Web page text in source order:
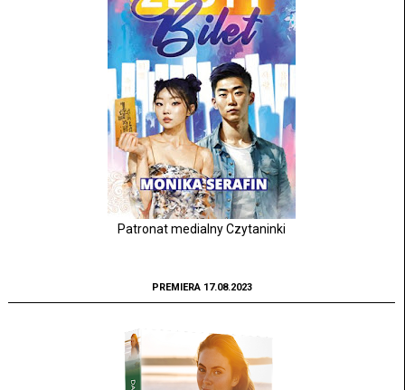
Patronat medialny Czytaninki
PREMIERA 17.08.2023